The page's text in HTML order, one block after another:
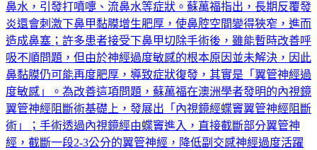
躍時，患者在接觸塵蟎、溫差變化等刺激後，便容易大量分泌
鼻水，引發打噴嚏、流鼻水等症狀。蘇萬福指出，長期反覆發
炎還會刺激下鼻甲黏膜增生肥厚，使鼻腔空間變得狹窄，進而
造成鼻塞；許多患者接受下鼻甲切除手術後，雖能暫時改善呼
吸不順問題，但由於神經過度敏感的根本原因並未解決，因此
鼻黏膜仍可能再度肥厚，導致症狀復發，其實是「翼管神經過
度敏感」。為改善這項問題，蘇萬福在澳洲學者發明的內視鏡
翼管神經阻斷術基礎上，發展出「內視鏡經蝶竇翼管神經阻斷
術」；手術透過內視鏡經由蝶竇進入，直接截斷部分翼管神